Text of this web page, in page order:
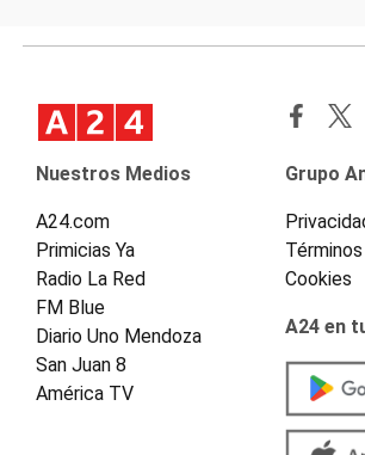
Nuestros Medios
A24.com
Primicias Ya
Radio La Red
FM Blue
Diario Uno Mendoza
San Juan 8
América TV
Grupo
Cookies
A24 en